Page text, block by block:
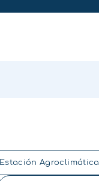
Estación Agroclimática